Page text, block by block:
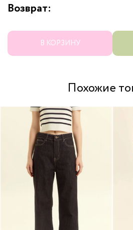
В КОРЗИНУ
Возврат:
Похожие